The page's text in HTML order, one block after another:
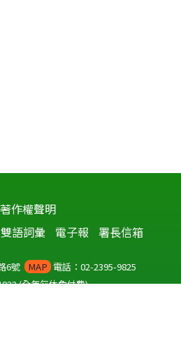
著作權聲明
雙語詞彙 電子報 署長信箱
6號 MAP 電話：02-2395-9825
(全年無休免付費)